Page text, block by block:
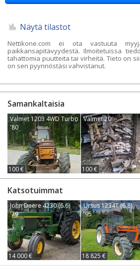
Näytä tilastot
Nettikone.com ei ota vastuuta
paikkansapitävyydestä. Ilmoitetuissa
tahattomia puutteita tai virheitä. Tieto on
on sen pyynnöstäsi vahvistanut.
Samankaltaisia
Valmet 1203 4WD Turbo
'80
100 €
Valmet 20
100 €
Katsotuimmat
John Deere 4230 (6.6)
'79
14 000 €
Ursus 1234T (6.8)
'95
18 825 €